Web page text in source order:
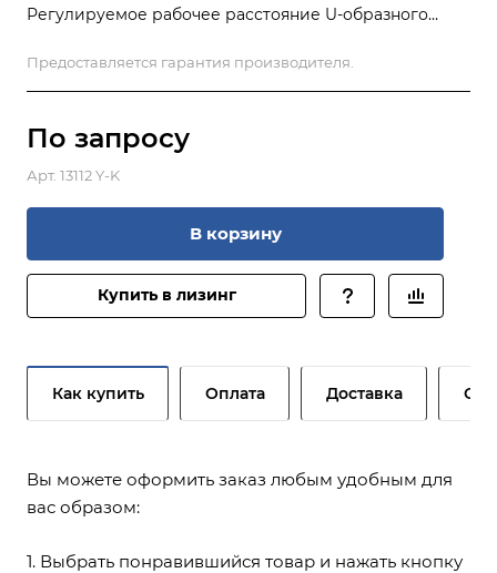
Регулируемое рабочее расстояние U-образного
используются для закрытия крышек и дверей
машин. в измерительных лабораториях по заказу
дополнительной безопасности имеет
защелкивающийся механизм.
Предоставляется гарантия производителя.
По запросу
Арт. 13112 Y-K
В корзину
Купить в лизинг
Как купить Оплата Доставка
Вы можете оформить заказ любым удобным для
вас образом:
1. Выбрать понравившийся товар и нажать кнопку